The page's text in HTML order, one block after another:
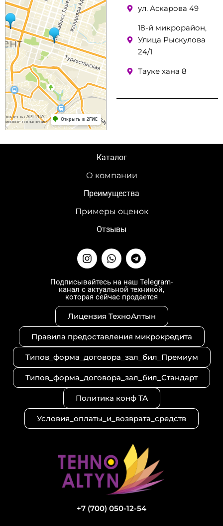
ул. Аскарова 49
18-й микрорайон,
Улица Рыскулова
24/1
Тауке хана 8
+7 (700) 050-12-54
I
n
t
a
g
r
a
m
W
h
t
s
a
p
p
T
e
e
g
r
a
m
Подписывайтесь на наш Telegram-
канал с актуальной техникой,
которая сейчас продается
Лицензия ТехноАлтын
Правила предоставления микрокредита
Типов_форма_договора_зал_бил_Премиум
Типов_форма_договора_зал_бил_Стандарт
Политика конф ТА
Условия_оплаты_и_возврата_средств
Каталог
О компании
Преимущества
Примеры оценок
Отзывы